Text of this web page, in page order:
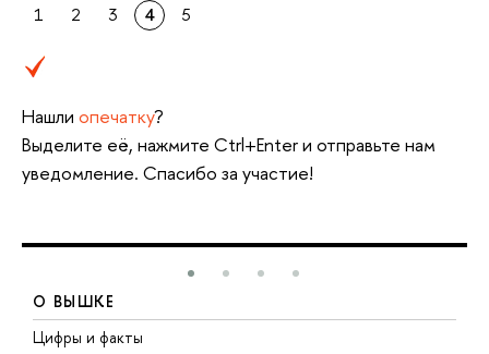
1 2 3 4 5
Нашли опечатку?
Выделите её, нажмите Ctrl+Enter и отправьте нам
уведомление. Спасибо за участие!
О ВЫШКЕ
Цифры и факты